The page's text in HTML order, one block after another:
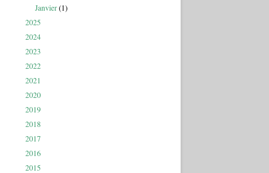
Janvier(1)
2025
2024
2023
2022
2021
2020
2019
2018
2017
2016
2015